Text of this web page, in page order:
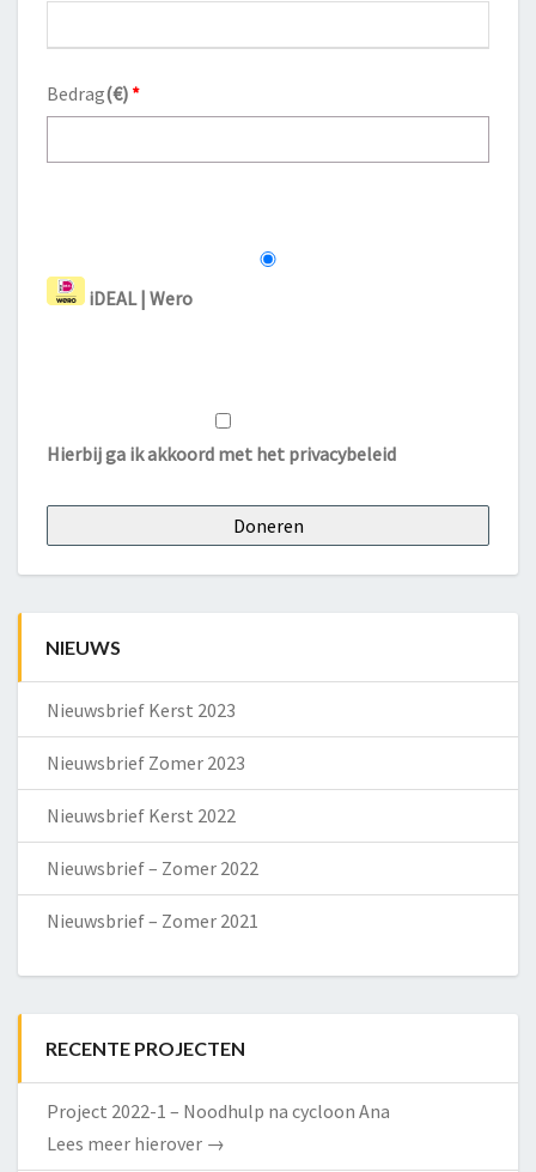
Bedrag(€) *
iDEAL | Wero
Hierbij ga ik akkoord met het privacybeleid
NIEUWS
Nieuwsbrief Kerst 2023
Nieuwsbrief Zomer 2023
Nieuwsbrief Kerst 2022
Nieuwsbrief – Zomer 2022
Nieuwsbrief – Zomer 2021
RECENTE PROJECTEN
Project 2022-1 – Noodhulp na cycloon Ana
Lees meer hierover →